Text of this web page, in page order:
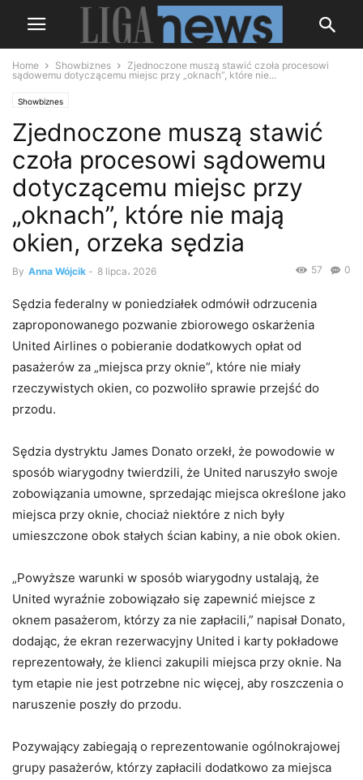
Home Showbiznes
Zjednoczone muszą stawić czoła procesowi
sądowemu dotyczącemu miejsc przy „oknach”, które nie...
Showbiznes
Zjednoczone muszą stawić
czoła procesowi sądowemu
dotyczącemu miejsc przy
„oknach”, które nie mają
okien, orzeka sędzia
By Anna Wójcik - 8 lipca، 2026 0
57
Sędzia federalny w poniedziałek odmówił odrzucenia
zaproponowanego pozwanie zbiorowego oskarżenia
United Airlines o pobieranie dodatkowych opłat od
pasażerów za „miejsca przy oknie”, które nie miały
rzeczywistych okien, co pozwoliło sprawie przejść do
przodu.
Sędzia dystryktu James Donato orzekł, że powodowie w
sposób wiarygodny twierdzili, że United naruszyło swoje
zobowiązania umowne, sprzedając miejsca określone jako
miejsca przy oknie, chociaż niektóre z nich były
umieszczone obok stałych ścian kabiny, a nie obok okien.
„Powyższe warunki w sposób wiarygodny ustalają, że
United wyraźnie zobowiązało się zapewnić miejsce z
oknem pasażerom, którzy za nie zapłacili,” napisał Donato,
dodając, że ekran rezerwacyjny United i karty pokładowe
reprezentowały, że klienci zakupili miejsca przy oknie. Na
tym etapie nie jest potrzebne nic więcej, aby roszczenia o
naruszenie poszły do przodu.
Pozywający zabiegają o reprezentowanie ogólnokrajowej
grupy pasażerów, którzy zapłacili dodatkowo za miejsca